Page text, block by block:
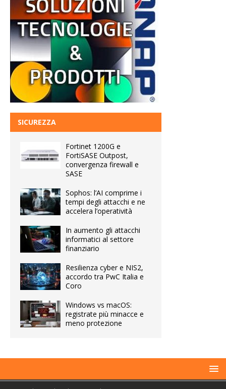
SICUREZZA
Fortinet 1200G e
FortiSASE Outpost,
convergenza firewall e
SASE
Sophos: l’AI comprime i
tempi degli attacchi e ne
accelera l’operatività
In aumento gli attacchi
informatici al settore
finanziario
Resilienza cyber e NIS2,
accordo tra PwC Italia e
Coro
Windows vs macOS:
registrate più minacce e
meno protezione